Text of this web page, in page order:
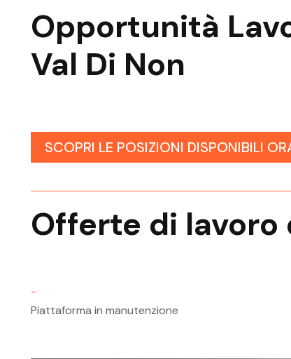
Opportunità
Val Di Non
SCOPRI LE POSIZIONI DISPONIBILI
Offerte di
-
Piattaforma in manutenzione